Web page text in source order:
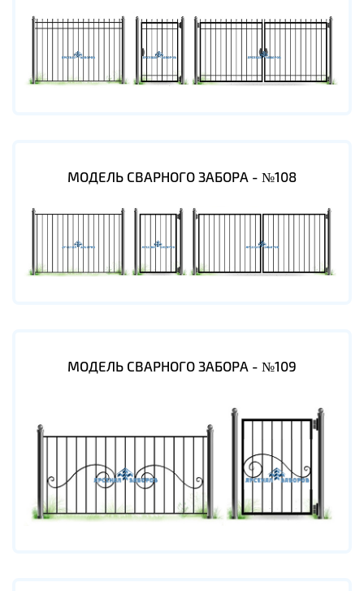
МОДЕЛЬ СВАРНОГО ЗАБОРА - №108
МОДЕЛЬ СВАРНОГО ЗАБОРА - №109